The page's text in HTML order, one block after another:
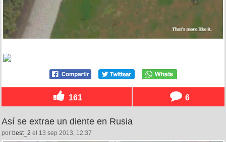
161 6
Así se extrae un diente en Rusia
por best_2 el 13 sep 2013, 12:37